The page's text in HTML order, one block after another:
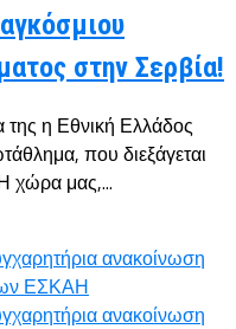
στην Σερβία!
της η Εθνική Ελλάδος
που διεξάγεται
χώρα μας,...